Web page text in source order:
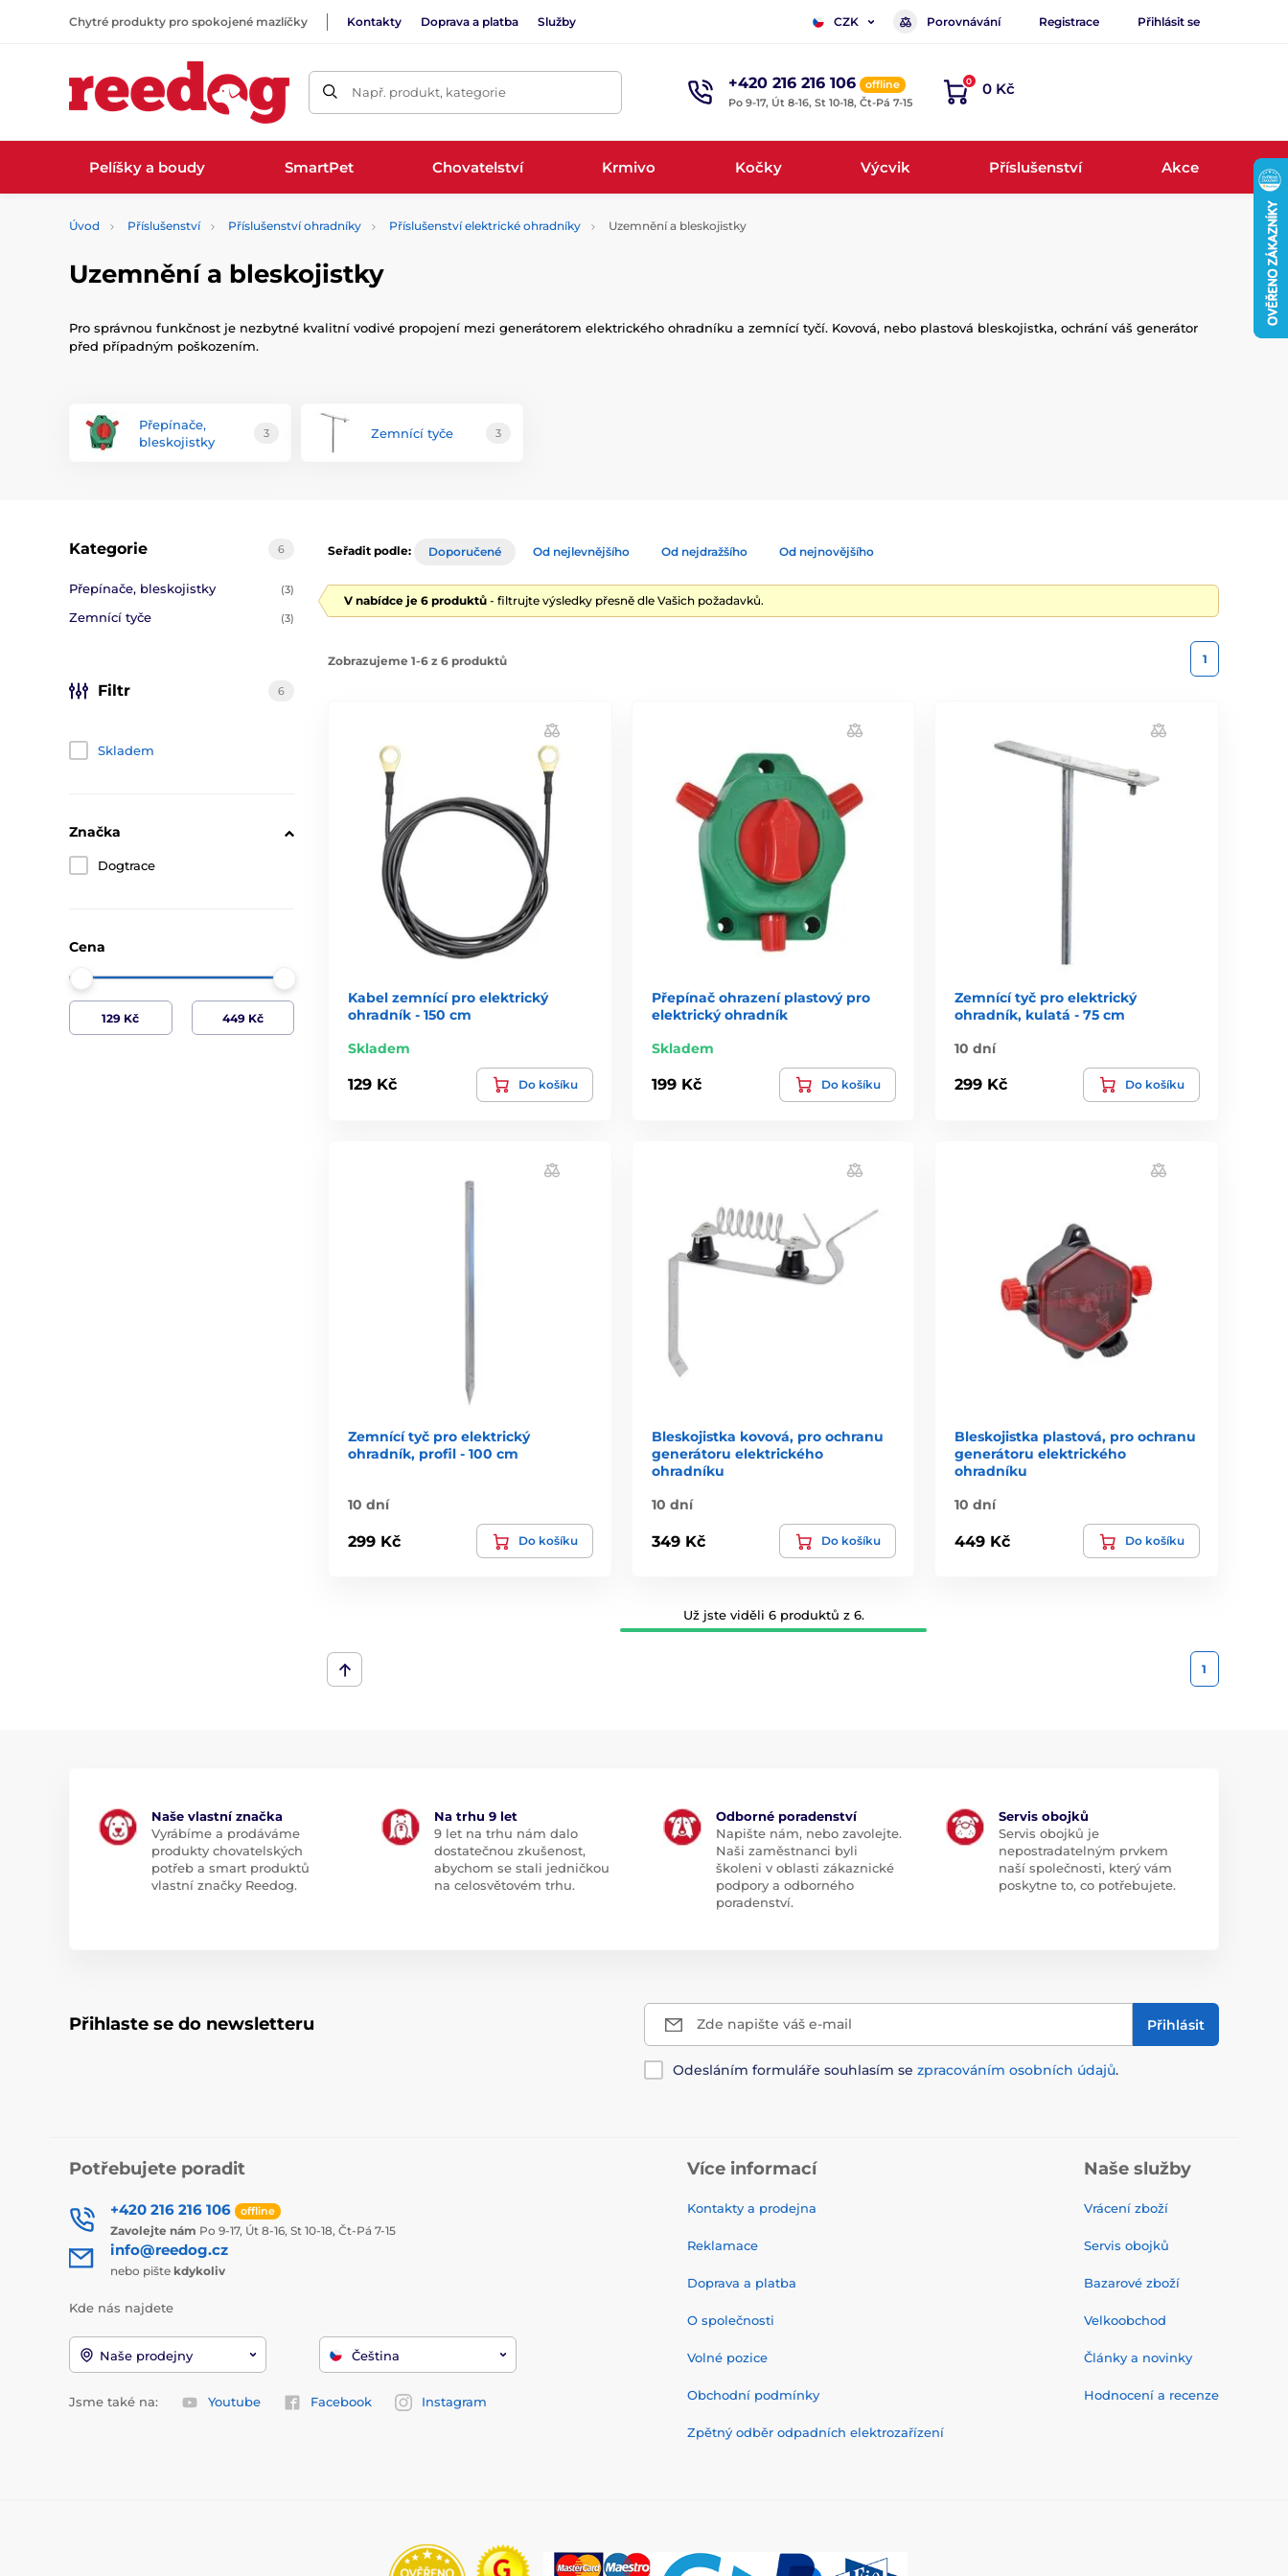
Chytré produkty pro spokojené mazlíčky Kontakty Doprava a platba Služby CZK Porovnávání Registrace Přihlásit se
Např. produkt, kategorie +420 216 216 106
offline
Po 9-17, Út 8-16, St 10-18, Čt-Pá 7-15
0 0 Kč
Pelíšky a boudy SmartPet Chovatelství Krmivo Kočky Výcvik Příslušenství Akce
Úvod Příslušenství Příslušenství ohradníky Příslušenství elektrické ohradníky Uzemnění a bleskojistky
Uzemnění a bleskojistky
Pro správnou funkčnost je nezbytné kvalitní vodivé propojení mezi generátorem elektrického ohradníku a zemnící tyčí. Kovová, nebo plastová bleskojistka, ochrání váš generátor
před případným poškozením.
Přepínače,
bleskojistky
3 Zemnící tyče 3
6
Kategorie
Přepínače, bleskojistky (3)
Zemnící tyče (3)
Filtr 6
Skladem
Značka
Dogtrace
Cena
Seřadit podle: Doporučené Od nejlevnějšího Od nejdražšího Od nejnovějšího
V nabídce je 6 produktů - filtrujte výsledky přesně dle Vašich požadavků.
Zobrazujeme 1-6 z 6 produktů 1
Kabel zemnící pro elektrický
ohradník - 150 cm
Skladem
129 Kč Do košíku
Přepínač ohrazení plastový pro
elektrický ohradník
Skladem
199 Kč Do košíku
Zemnící tyč pro elektrický
ohradník, kulatá - 75 cm
10 dní
299 Kč Do košíku
Zemnící tyč pro elektrický
ohradník, profil - 100 cm
10 dní
299 Kč Do košíku
Bleskojistka kovová, pro ochranu
generátoru elektrického
ohradníku
10 dní
349 Kč Do košíku
Bleskojistka plastová, pro ochranu
generátoru elektrického
ohradníku
10 dní
449 Kč Do košíku
Už jste viděli 6 produktů z 6.
1
Naše vlastní značka
Vyrábíme a prodáváme
produkty chovatelských
potřeb a smart produktů
vlastní značky Reedog.
Na trhu 9 let
9 let na trhu nám dalo
dostatečnou zkušenost,
abychom se stali jedničkou
na celosvětovém trhu.
Odborné poradenství
Napište nám, nebo zavolejte.
Naši zaměstnanci byli
školeni v oblasti zákaznické
podpory a odborného
poradenství.
Servis obojků
Servis obojků je
nepostradatelným prvkem
naší společnosti, který vám
poskytne to, co potřebujete.
Přihlaste se do newsletteru Zde napište váš e-mail Přihlásit
Odesláním formuláře souhlasím se zpracováním osobních údajů.
Potřebujete poradit
+420 216 216 106 offline
Zavolejte nám Po 9-17, Út 8-16, St 10-18, Čt-Pá 7-15
info@reedog.cz
nebo pište kdykoliv
Kde nás najdete
Naše prodejny Čeština
Jsme také na: Youtube Facebook Instagram
Více informací
Kontakty a prodejna
Reklamace
Doprava a platba
O společnosti
Volné pozice
Obchodní podmínky
Zpětný odběr odpadních elektrozařízení
Naše služby
Vrácení zboží
Servis obojků
Bazarové zboží
Velkoobchod
Články a novinky
Hodnocení a recenze